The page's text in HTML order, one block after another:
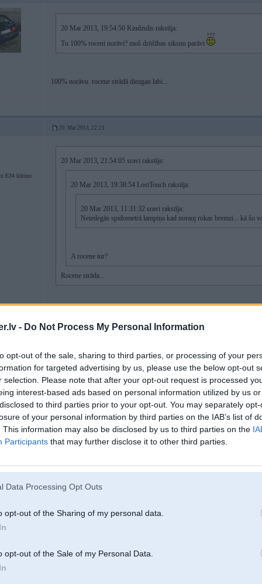
- Do Not Process My Personal Information
opt-out of the sale, sharing to third parties, or processing of your
for targeted advertising by us, please use the below opt-out
selection. Please note that after your opt-out request is processed
interest-based ads based on personal information utilized by us
to third parties prior to your opt-out. You may separately
of your personal information by third parties on the IAB’s list of
This information may also be disclosed by us to third parties on the
Participants that may further disclose it to other third parties.
Data Processing Opt Outs
opt-out of the Sharing of my personal data.
opt-out of the Sale of my Personal Data.
20 Mar 2013, 19:54:50 Kindzulis rakstīja:
Tu 100% roceni norāvi? moš drōšības siksnu parāvi
100% norāvu. rocene strādā diezgan labi...
20. Mar 2013, 22:21
E34 kūtiņu
20 Mar 2013, 21:54:05 sravi rakstīja:
20 Mar 2013, 19:38:54 LostTouch rakstīja:
20 Mar 2013, 11:31:32 sravi rakstīja:
Neiedegās spidometrā lampiņa kad norauj rokas bremzi... kā šo
A rocene tur?
Rocene strāda...
Nu tas jau nekas ja jau tur tad viss ok! ganajau kads devejs nomiris! bet
ari ar to ja vina nedegtu!
20. Mar 2013, 23:05
20 Mar 2013, 22:21:29 LostTouch rakstīja:
Neiedegās spidometrā lampiņa kad norauj rokas bremzi... kā
izdegusi...
A rocene tur?